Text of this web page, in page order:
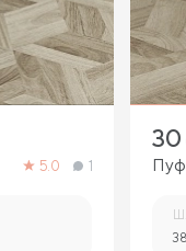
5.0 1
30
Пуф
Ш.
38